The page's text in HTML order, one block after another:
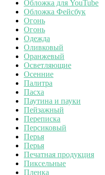
Обложка для YouTube
Обложка Фейсбук
Огонь
Огонь
Одежда
Оливковый
Оранжевый
Осветляющие
Осенние
Палитра
Пасха
Паутина и пауки
Пейзажный
Переписка
Персиковый
Перья
Перья
Печатная продукция
Пиксельные
Пленка